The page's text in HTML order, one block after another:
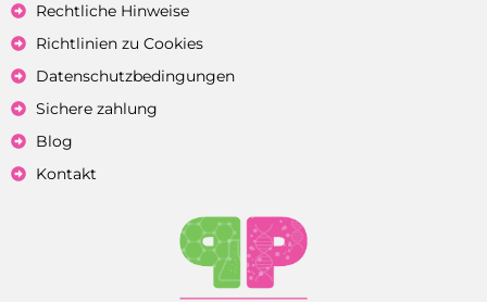
Rechtliche Hinweise
Richtlinien zu Cookies
Datenschutzbedingungen
Sichere zahlung
Blog
Kontakt